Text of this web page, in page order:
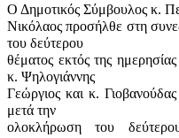
Ο Δημοτικός Σύμβουλος κ.
Νικόλαος προσήλθε στη
του δεύτερου
θέματος εκτός της
κ. Ψηλογιάννης
Γεώργιος και κ.
μετά την
ολοκλήρωση του